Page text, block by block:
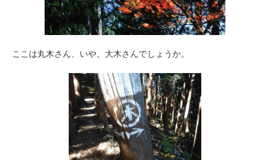
ここは丸木さん、いや、大木さんでしょうか。